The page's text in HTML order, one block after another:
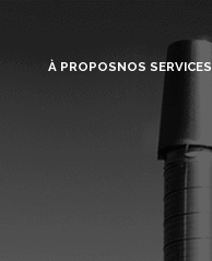
À PROPOSNOS SERVICES